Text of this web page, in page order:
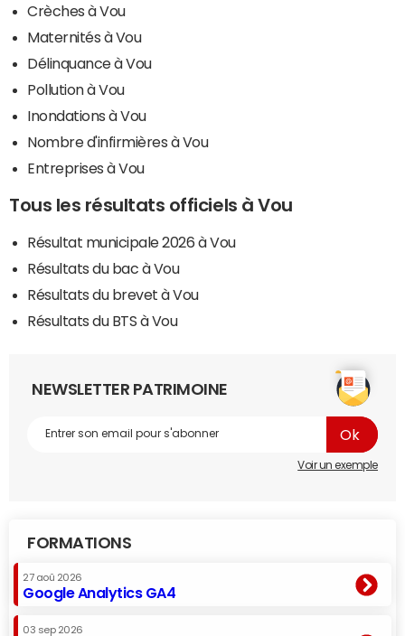
Crèches à Vou
Maternités à Vou
Délinquance à Vou
Pollution à Vou
Inondations à Vou
Nombre d'infirmières à Vou
Entreprises à Vou
Tous les résultats officiels à Vou
Résultat municipale 2026 à Vou
Résultats du bac à Vou
Résultats du brevet à Vou
Résultats du BTS à Vou
NEWSLETTER PATRIMOINE
Voir un exemple
FORMATIONS
27 aoû 2026
Google Analytics GA4
03 sep 2026